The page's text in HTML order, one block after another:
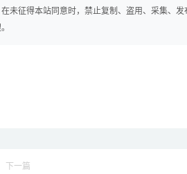
征得本站同意时，禁止复制、盗用、采集、发
下一篇